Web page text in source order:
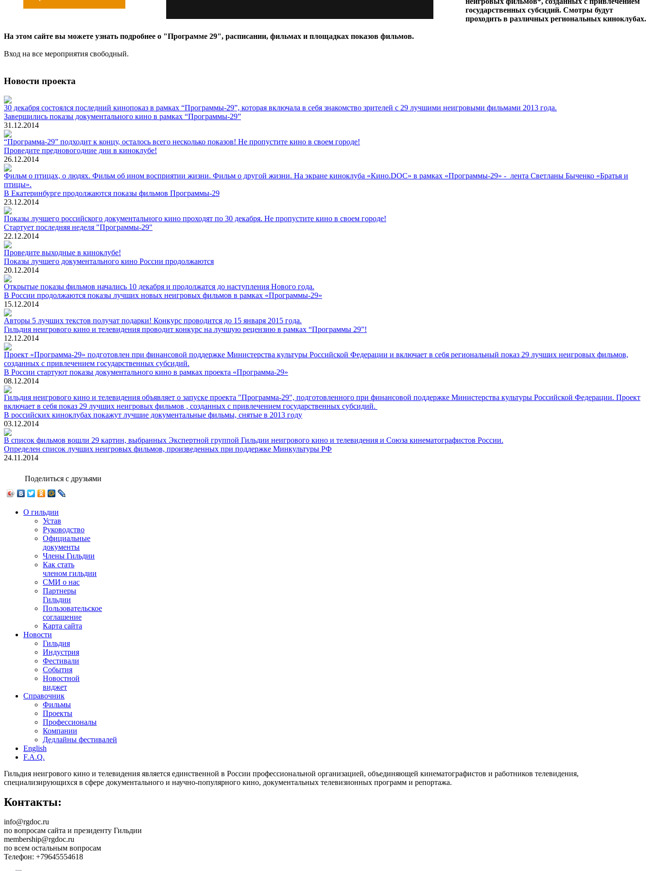
государственных субсидий. Смотры будут
проходить в различных региональных киноклубах.
На этом сайте вы можете узнать подробнее о "Программе 29", расписании, фильмах и площадках показов фильмов.
Вход на все мероприятия свободный.
Новости проекта
30 декабря состоялся последний кинопоказ в рамках “Программы-29”, которая включала в себя знакомство зрителей с 29 лучшими неигровыми фильмами 2013 года.
Завершились показы документального кино в рамках “Программы-29”
31.12.2014
“Программа-29” подходит к концу, осталось всего несколько показов! Не пропустите кино в своем городе!
Проведите предновогодние дни в киноклубе!
26.12.2014
Фильм о птицах, о людях. Фильм об ином восприятии жизни. Фильм о другой жизни. На экране киноклуба «Кино.DOC» в рамках «Программы-29» - лента Светланы Быченко «Братья и
птицы».
В Екатеринбурге продолжаются показы фильмов Программы-29
23.12.2014
Показы лучшего российского документального кино проходят по 30 декабря. Не пропустите кино в своем городе!
Стартует последняя неделя "Программы-29"
22.12.2014
Проведите выходные в киноклубе!
Показы лучшего документального кино России продолжаются
20.12.2014
Открытые показы фильмов начались 10 декабря и продолжатся до наступления Нового года.
В России продолжаются показы лучших новых неигровых фильмов в рамках «Программы-29»
15.12.2014
Авторы 5 лучших текстов получат подарки! Конкурс проводится до 15 января 2015 года.
Гильдия неигрового кино и телевидения проводит конкурс на лучшую рецензию в рамках “Программы 29”!
12.12.2014
Проект «Программа-29» подготовлен при финансовой поддержке Министерства культуры Российской Федерации и включает в себя региональный показ 29 лучших неигровых фильмов,
созданных с привлечением государственных субсидий.
В России стартуют показы документального кино в рамках проекта «Программа-29»
08.12.2014
Гильдия неигрового кино и телевидения объявляет о запуске проекта "Программа-29", подготовленного при финансовой поддержке Министерства культуры Российской Федерации. Проект
включает в себя показ 29 лучших неигровых фильмов , созданных с привлечением государственных субсидий.
В российских киноклубах покажут лучшие документальные фильмы, снятые в 2013 году
03.12.2014
В список фильмов вошли 29 картин, выбранных Экспертной группой Гильдии неигрового кино и телевидения и Союза кинематографистов России.
Определен список лучших неигровых фильмов, произведенных при поддержке Минкультуры РФ
24.11.2014
Поделиться с друзьями
О гильдии
Устав
Руководство
Официальные
документы
Члены Гильдии
Как стать
членом гильдии
СМИ о нас
Партнеры
Гильдии
Пользовательское
соглашение
Карта сайта
Новости
Гильдия
Индустрия
Фестивали
События
Новостной
виджет
Справочник
Фильмы
Проекты
Профессионалы
Компании
Дедлайны фестивалей
English
F.A.Q.
Гильдия неигрового кино и телевидения является единственной в России профессиональной организацией, объединяющей кинематографистов и работников телевидения,
специализирующихся в сфере документального и научно-популярного кино, документальных телевизионных программ и репортажа.
Контакты:
info@rgdoc.ru
по вопросам сайта и президенту Гильдии
membership@rgdoc.ru
по всем остальным вопросам
Телефон: +79645554618